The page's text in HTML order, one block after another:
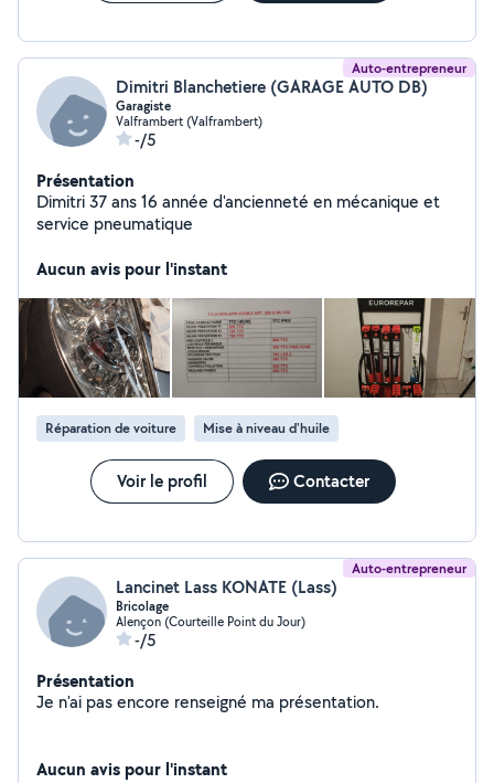
Auto-entrepreneur
Dimitri Blanchetiere (GARAGE AUTO DB)
Garagiste
Valframbert (Valframbert)
-/5
Présentation
Dimitri 37 ans 16 année d'ancienneté en mécanique et
service pneumatique
Aucun avis pour l'instant
Réparation de voiture Mise à niveau d'huile
Voir le profil Contacter
Auto-entrepreneur
Lancinet Lass KONATE (Lass)
Bricolage
Alençon (Courteille Point du Jour)
-/5
Présentation
Je n'ai pas encore renseigné ma présentation.
Aucun avis pour l'instant